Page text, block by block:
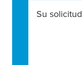
Su solicitud